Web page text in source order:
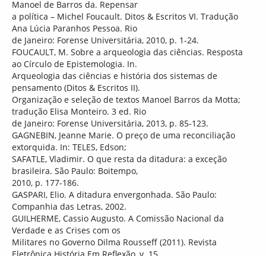
Manoel de Barros da. Repensar
a política – Michel Foucault. Ditos & Escritos VI. Tradução
Ana Lúcia Paranhos Pessoa. Rio
de Janeiro: Forense Universitária, 2010, p. 1-24.
FOUCAULT, M. Sobre a arqueologia das ciências. Resposta
ao Círculo de Epistemologia. In.
Arqueologia das ciências e história dos sistemas de
pensamento (Ditos & Escritos II).
Organização e seleção de textos Manoel Barros da Motta;
tradução Elisa Monteiro. 3 ed. Rio
de Janeiro: Forense Universitária, 2013, p. 85-123.
GAGNEBIN, Jeanne Marie. O preço de uma reconciliação
extorquida. In: TELES, Edson;
SAFATLE, Vladimir. O que resta da ditadura: a exceção
brasileira. São Paulo: Boitempo,
2010, p. 177-186.
GASPARI, Elio. A ditadura envergonhada. São Paulo:
Companhia das Letras, 2002.
GUILHERME, Cassio Augusto. A Comissão Nacional da
Verdade e as Crises com os
Militares no Governo Dilma Rousseff (2011). Revista